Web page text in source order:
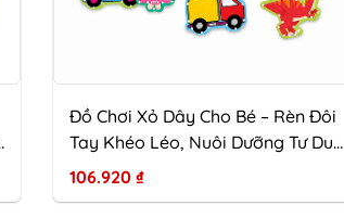
Đồ Chơi Xỏ Dây Cho Bé – Rèn Đôi
Tay Khéo Léo, Nuôi Dưỡng Tư Duy
Từ Những Trò Chơi Đơn Giản
106.920 ₫